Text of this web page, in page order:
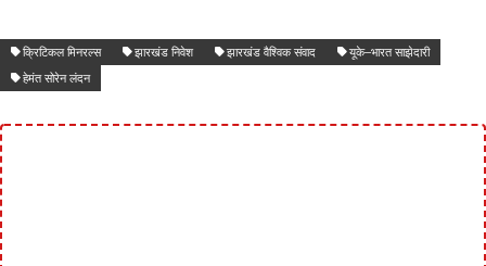
क्रिटिकल मिनरल्स झारखंड निवेश झारखंड वैश्विक संवाद
यूके–भारत साझेदारी
हेमंत सोरेन लंदन